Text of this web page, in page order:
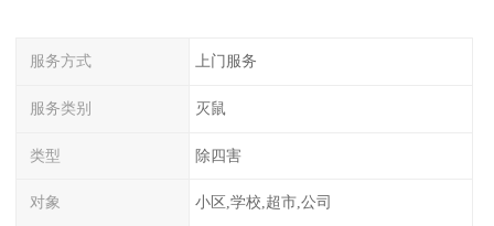
服务方式 上门服务
服务类别 灭鼠
类型 除四害
对象 小区,学校,超市,公司